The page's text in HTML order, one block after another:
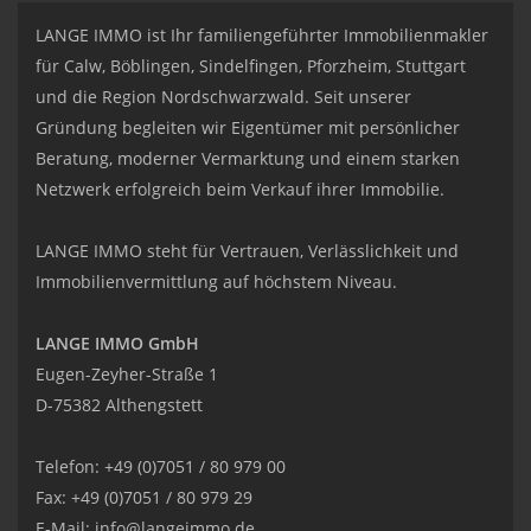
LANGE IMMO ist Ihr familiengeführter Immobilienmakler
für Calw, Böblingen, Sindelfingen, Pforzheim, Stuttgart
und die Region Nordschwarzwald. Seit unserer
Gründung begleiten wir Eigentümer mit persönlicher
Beratung, moderner Vermarktung und einem starken
Netzwerk erfolgreich beim Verkauf ihrer Immobilie.
LANGE IMMO steht für Vertrauen, Verlässlichkeit und
Immobilienvermittlung auf höchstem Niveau.
LANGE IMMO GmbH
Eugen-Zeyher-Straße 1
D-75382 Althengstett
Telefon: +49 (0)7051 / 80 979 00
Fax: +49 (0)7051 / 80 979 29